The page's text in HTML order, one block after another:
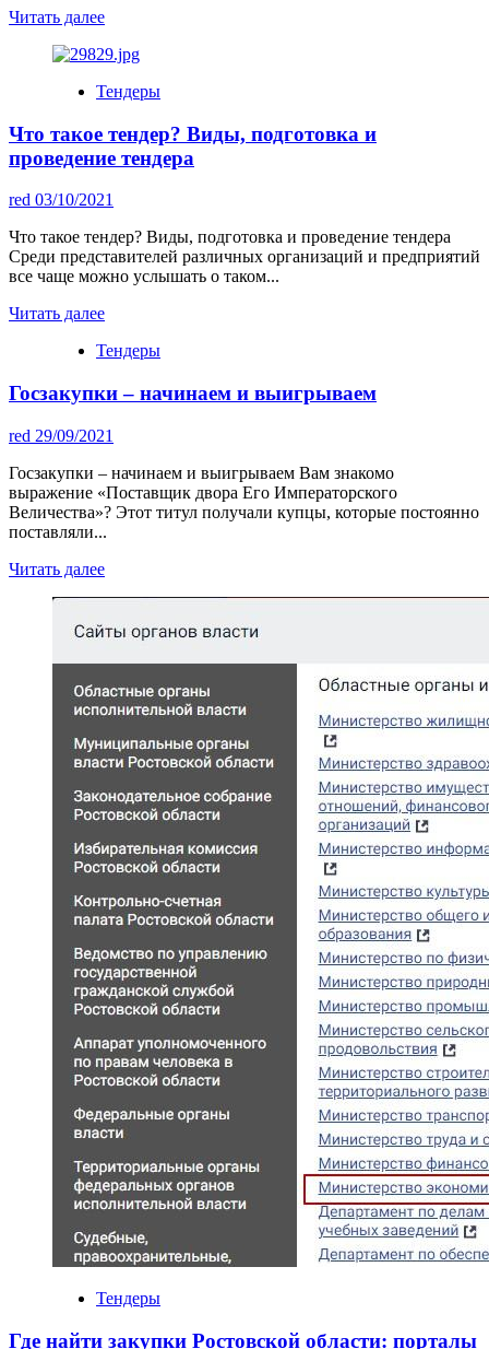
Читать далее
Тендеры
Что такое тендер? Виды, подготовка и
проведение тендера
red 03/10/2021
Что такое тендер? Виды, подготовка и проведение тендера
Среди представителей различных организаций и предприятий
все чаще можно услышать о таком...
Читать далее
Тендеры
Госзакупки – начинаем и выигрываем
red 29/09/2021
Госзакупки – начинаем и выигрываем Вам знакомо
выражение «Поставщик двора Его Императорского
Величества»? Этот титул получали купцы, которые постоянно
поставляли...
Читать далее
Тендеры
Где найти закупки Ростовской области: порталы